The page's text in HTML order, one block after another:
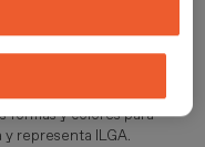
son las redes
y de comportamiento
y amplitud de géneros
actitud. En la misma
formas y colores para
representa ILGA.